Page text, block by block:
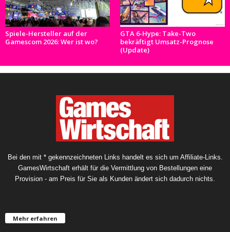
Spiele-Hersteller auf der
Gamescom 2026: Wer ist wo?
GTA 6-Hype: Take-Two
bekräftigt Umsatz-Prognose
(Update)
Bei den mit * gekennzeichneten Links handelt es sich um Affiliate-Links.
GamesWirtschaft erhält für die Vermittlung von Bestellungen eine
Provision - am Preis für Sie als Kunden ändert sich dadurch nichts.
Mehr erfahren